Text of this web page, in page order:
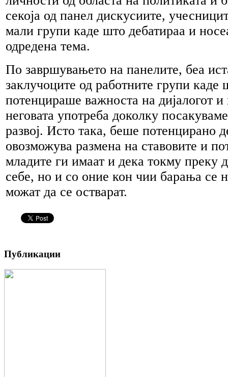
секоја од панел дискусиите,
мали групи каде што дебатираа и
одредена тема.
По завршувањето на панелите, беа
заклучоците од работните групи каде
потенцираше важноста на дијалогот и
неговата употреба доколку
развој. Исто така, беше потенцирано
овозможува размена на ставовите и
младите ги имаат и дека токму преку
себе, но и со оние кон чии барања се
можат да се остварат.
Публикации